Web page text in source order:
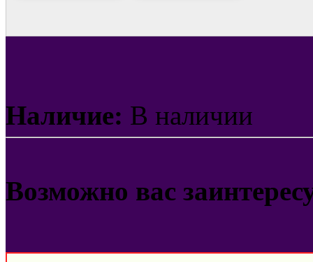
Наличие: В наличии
Возможно вас